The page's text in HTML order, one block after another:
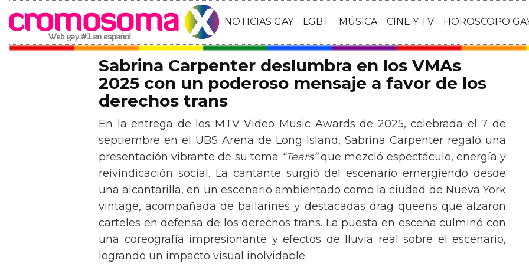
NOTICIAS GAY LGBT MÚSICA CINE Y TV HOROSCOPO
Sabrina Carpenter deslumbra en los VMAs
2025 con un poderoso mensaje a favor de los
derechos trans
En la entrega de los MTV Video Music Awards de 2025, celebrada el 7 de
septiembre en el UBS Arena de Long Island, Sabrina Carpenter regaló una
presentación vibrante de su tema “Tears”que mezcló espectáculo, energía y
reivindicación social. La cantante surgió del escenario emergiendo desde
una alcantarilla, en un escenario ambientado como la ciudad de Nueva York
vintage, acompañada de bailarines y destacadas drag queens que alzaron
carteles en defensa de los derechos trans. La puesta en escena culminó con
una coreografía impresionante y efectos de lluvia real sobre el escenario,
logrando un impacto visual inolvidable.